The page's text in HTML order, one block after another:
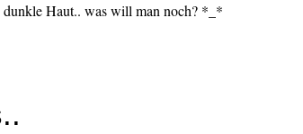
Haut.. was will man noch? *_*